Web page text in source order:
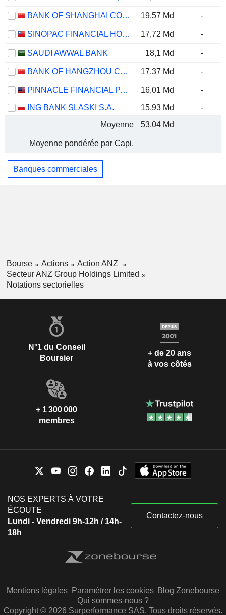
BANK OF SHANGHAI CO., LTD. 19,57 Md -
SINOPAC FINANCIAL HOLDINGS COMPANY LIMITED 17,72 Md -
SAUDI AWWAL BANK 18,1 Md -
BANK OF HANGZHOU CO., LTD. 17,37 Md -
PINNACLE FINANCIAL PARTNERS, INC. 16,01 Md
-
ING BANK SLASKI S.A.
15,93 Md
-
Moyenne
53,04 Md
Moyenne pondérée par Capi.
Banques commerciales
Bourse Actions
Action ANZ
Secteur ANZ Group Holdings Limited
Notations sectorielles
N°1 du Conseil
Boursier
+ de 20 ans
à vos côtés
+ 1 300 000
membres
NOS EXPERTS À VOTRE
ÉCOUTE
Lundi - Vendredi 9h-12h / 14h-
18h
Contactez-nous
Mentions légales Paramétrer les cookies Blog Zonebourse
Qui sommes-nous ?
Copyright © 2026 Surperformance SAS. Tous droits réservés.